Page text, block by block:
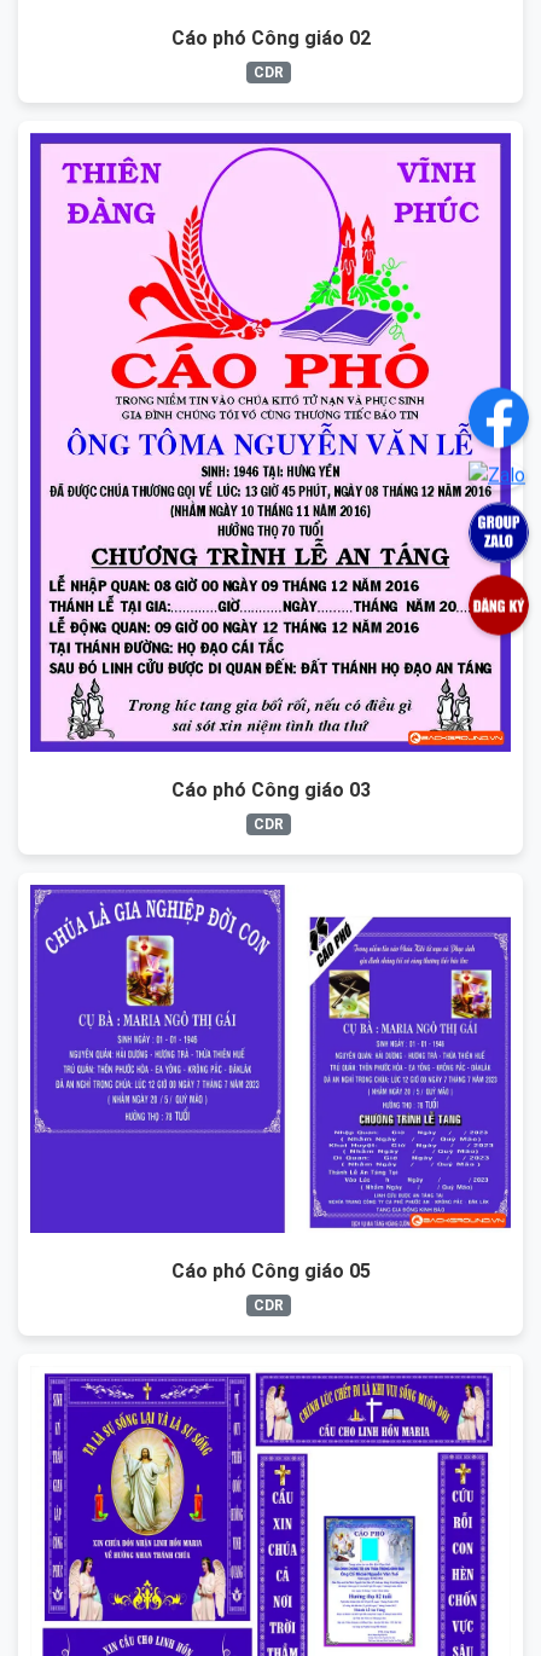
Cáo phó Công giáo 02
CDR
Cáo phó Công giáo 03
CDR
Cáo phó Công giáo 05
CDR